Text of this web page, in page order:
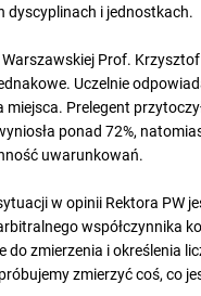
dyscyplinach i jednostkach.
Prof.
Uczelnie
miejsca. Prelegent
ponad 72%,
uwarunkowań.
w opinii Rektora PW
współczynnika
do zmierzenia i określenia
zmierzyć coś, co